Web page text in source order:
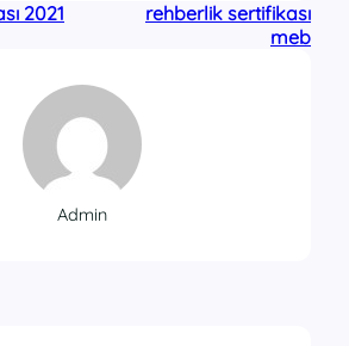
2021
rehberlik sertifikası
meb
Admin